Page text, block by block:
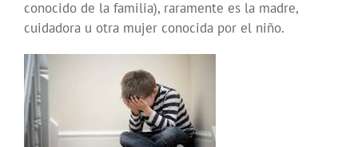
conocido de la familia), raramente es la madre,
cuidadora u otra mujer conocida por el niño.